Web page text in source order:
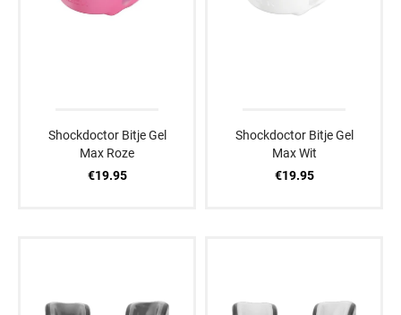
Shockdoctor Bitje Gel
Max Roze
€19.95
Shockdoctor Bitje Gel
Max Wit
€19.95